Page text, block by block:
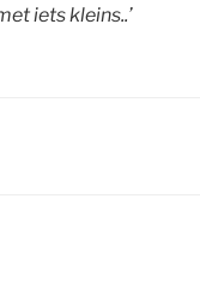
iets kleins..’